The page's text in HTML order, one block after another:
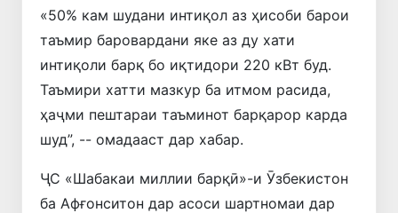
«50% кам шудани интиқол аз ҳисоби барои
таъмир баровардани яке аз ду хати
интиқоли барқ ​​бо иқтидори 220 кВт буд.
Таъмири хатти мазкур ба итмом расида,
ҳаҷми пештараи таъминот барқарор карда
шуд”, -- омадааст дар хабар.
ҶС «Шабакаи миллии барқӣ»-и Ӯзбекистон
ба Афғонситон дар асоси шартномаи дар